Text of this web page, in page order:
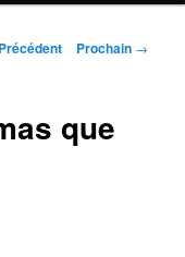
Précédent Prochain →
que